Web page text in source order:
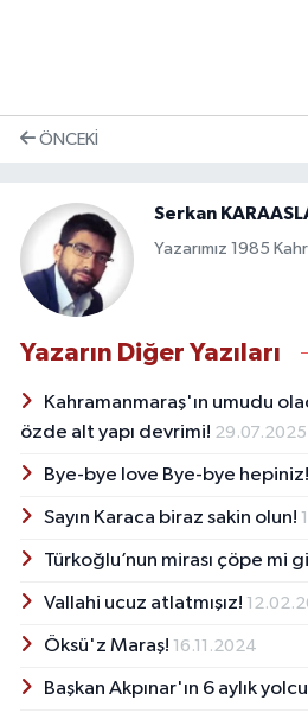
ÖNCEKI
Serkan
Yazarımız 1985
Yazarın Diğer Yazıları
Kahramanmaraş'ın umudu
özde alt yapı devrimi! 29.07.2025
Bye-bye love Bye-bye hepiniz!
Sayın Karaca biraz sakin olun!
Türkoğlu’nun mirası çöpe mi
Vallahi ucuz atlatmışız!
Öksü'z Maraş! 16.11.2024
Başkan Akpınar'ın 6 aylık